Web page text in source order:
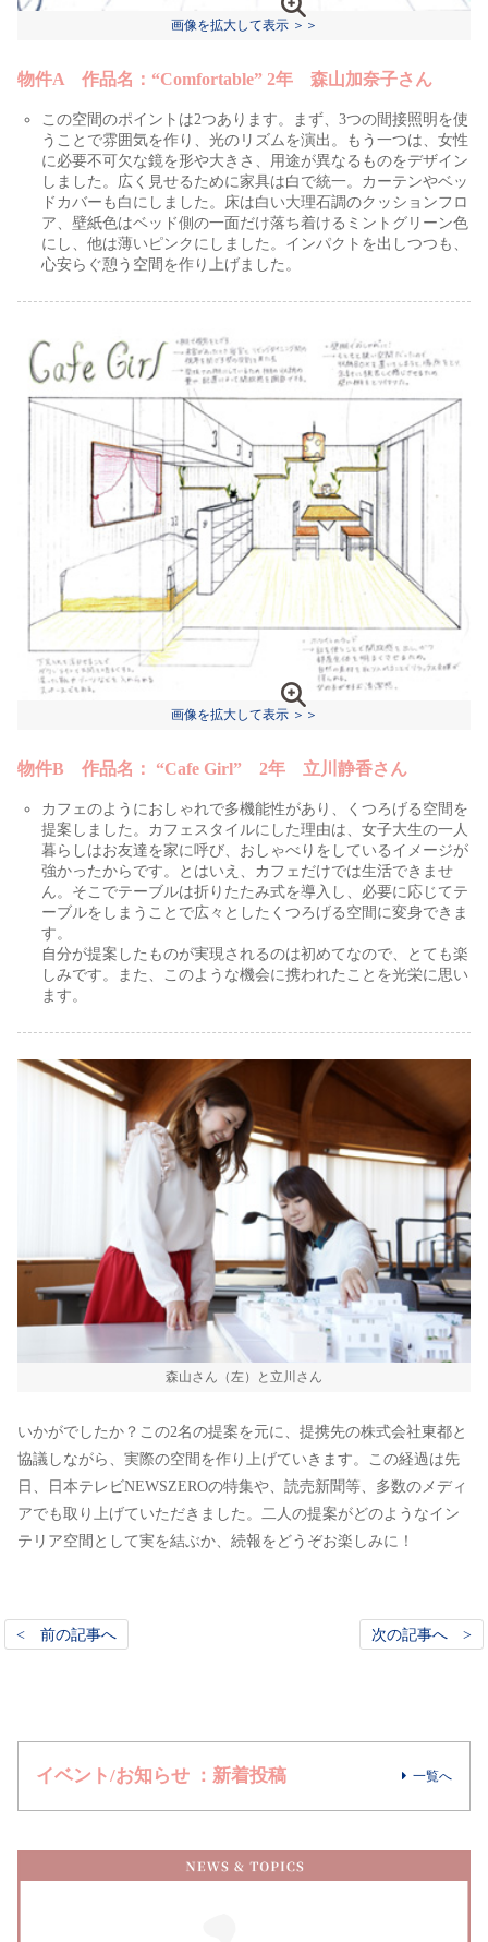
画像を拡大して表示 ＞＞
物件A 作品名：“Comfortable” 2年 森山加奈子さん
この空間のポイントは2つあります。まず、3つの間接照明を使
うことで雰囲気を作り、光のリズムを演出。もう一つは、女性
に必要不可欠な鏡を形や大きさ、用途が異なるものをデザイン
しました。広く見せるために家具は白で統一。カーテンやベッ
ドカバーも白にしました。床は白い大理石調のクッションフロ
ア、壁紙色はベッド側の一面だけ落ち着けるミントグリーン色
にし、他は薄いピンクにしました。インパクトを出しつつも、
心安らぐ憩う空間を作り上げました。
画像を拡大して表示 ＞＞
物件B 作品名： “Cafe Girl” 2年 立川静香さん
カフェのようにおしゃれで多機能性があり、くつろげる空間を
提案しました。カフェスタイルにした理由は、女子大生の一人
暮らしはお友達を家に呼び、おしゃべりをしているイメージが
強かったからです。とはいえ、カフェだけでは生活できませ
ん。そこでテーブルは折りたたみ式を導入し、必要に応じてテ
ーブルをしまうことで広々としたくつろげる空間に変身できま
す。
自分が提案したものが実現されるのは初めてなので、とても楽
しみです。また、このような機会に携われたことを光栄に思い
ます。
森山さん（左）と立川さん
いかがでしたか？この2名の提案を元に、提携先の株式会社東都と
協議しながら、実際の空間を作り上げていきます。この経過は先
日、日本テレビNEWSZEROの特集や、読売新聞等、多数のメディ
アでも取り上げていただきました。二人の提案がどのようなイン
テリア空間として実を結ぶか、続報をどうぞお楽しみに！
< 前の記事へ 次の記事へ >
イベント/お知らせ ：新着投稿 一覧へ